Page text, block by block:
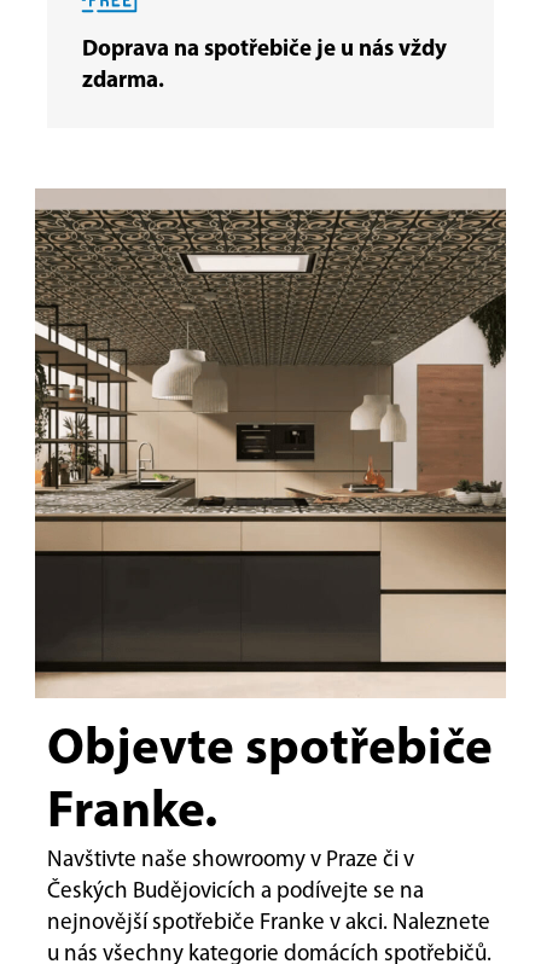
Doprava na spotřebiče je u nás vždy
zdarma.
Objevte spotřebiče
Franke.
Navštivte naše showroomy v Praze či v
Českých Budějovicích a podívejte se na
nejnovější spotřebiče Franke v akci. Naleznete
u nás všechny kategorie domácích spotřebičů.